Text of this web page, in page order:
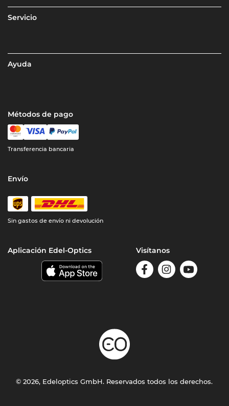
Servicio
Ayuda
Métodos de pago
Transferencia bancaria
Envío
Sin gastos de envío ni devolución
Aplicación Edel-Optics Visítanos
© 2026, Edeloptics GmbH. Reservados todos los derechos.